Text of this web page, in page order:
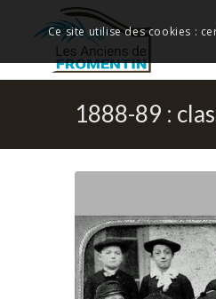
1888-89 :
Ce site utilise des cookies :